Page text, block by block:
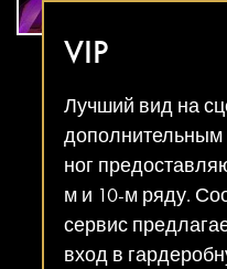
VIP
Лучший вид на
дополнительным
ног
м и 10-м ряду.
сервис
вход в